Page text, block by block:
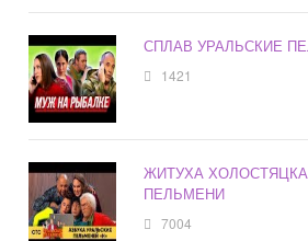
СПЛАВ УРАЛЬСКИЕ
1421
ЖИТУХА
ПЕЛЬМЕНИ
7004